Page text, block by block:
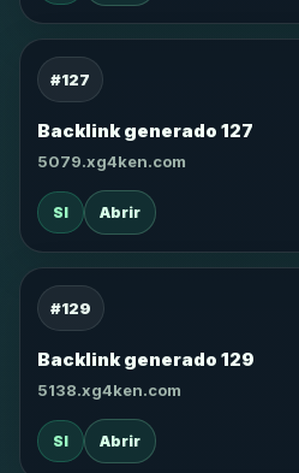
#127
Backlink generado 127
5079.xg4ken.com
SI Abrir
#129
Backlink generado 129
5138.xg4ken.com
SI Abrir